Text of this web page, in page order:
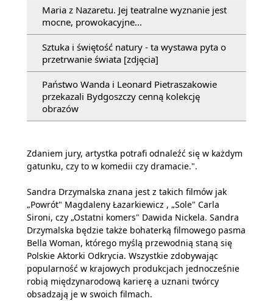
Maria z Nazaretu. Jej teatralne wyznanie jest
mocne, prowokacyjne...
Sztuka i świętość natury - ta wystawa pyta o
przetrwanie świata [zdjęcia]
Państwo Wanda i Leonard Pietraszakowie
przekazali Bydgoszczy cenną kolekcję
obrazów
Zdaniem jury, artystka potrafi odnaleźć się w każdym
gatunku, czy to w komedii czy dramacie.".
Sandra Drzymalska znana jest z takich filmów jak
„Powrót" Magdaleny Łazarkiewicz , „Sole" Carla
Sironi, czy „Ostatni komers" Dawida Nickela. Sandra
Drzymalska będzie także bohaterką filmowego pasma
Bella Woman, którego myślą przewodnią staną się
Polskie Aktorki Odkrycia. Wszystkie zdobywając
popularność w krajowych produkcjach jednocześnie
robią międzynarodową karierę a uznani twórcy
obsadzają je w swoich filmach.